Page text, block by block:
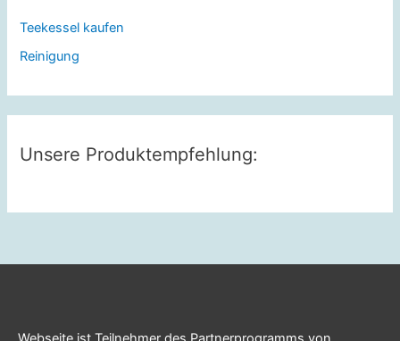
Teekessel kaufen
Reinigung
Unsere Produktempfehlung: